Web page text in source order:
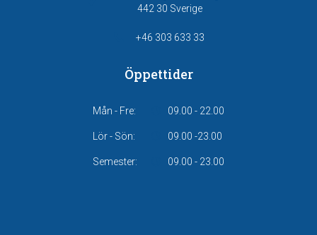
442 30 Sverige
+46 303 633 33
Öppettider
Mån - Fre:
Lör - Sön:
Semester:
09.00 - 22.00
09.00 -23.00
09.00 - 23.00